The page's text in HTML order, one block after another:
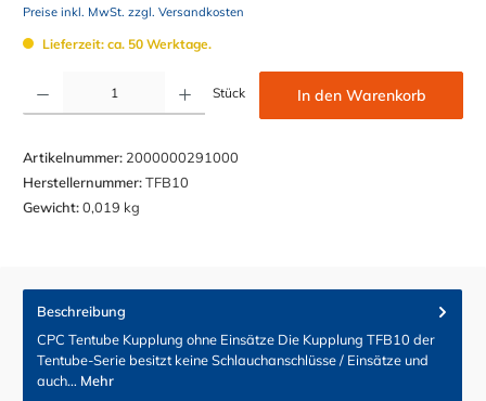
Preise inkl. MwSt. zzgl. Versandkosten
Lieferzeit: ca. 50 Werktage.
Stück In den Warenkorb
Artikelnummer: 2000000291000
Herstellernummer:TFB10
Gewicht:0,019 kg
Beschreibung
CPC Tentube Kupplung ohne Einsätze Die Kupplung TFB10 der
Tentube-Serie besitzt keine Schlauchanschlüsse / Einsätze und
auch… Mehr